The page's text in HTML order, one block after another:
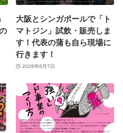
大阪とシンガポールで「ト
マトジン」試飲・販売しま
す！代表の蒲も自ら現場に
行きます！
2026年6月7日